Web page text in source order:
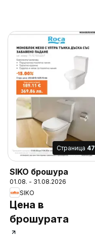
Cтраница 47
SIKO брошура
01.08. - 31.08.2026
SIKO
Цена в
брошурата